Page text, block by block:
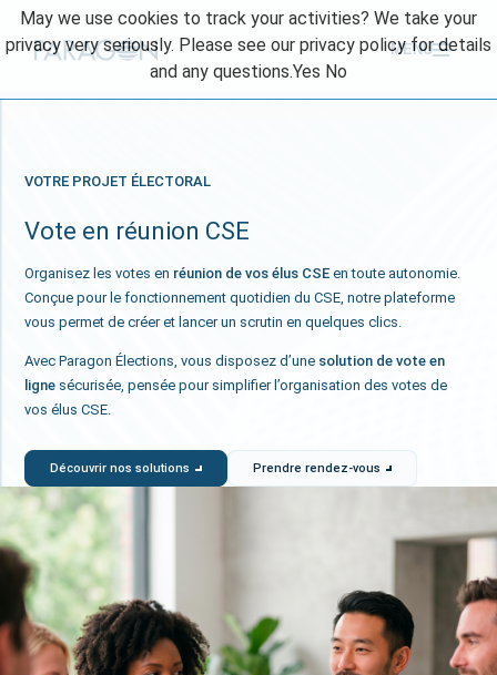
Skip
to
content
MENU
VOTRE PROJET ÉLECTORAL
Vote en réunion CSE
Organisez les votes en réunion de vos élus CSE en toute autonomie.
Conçue pour le fonctionnement quotidien du CSE, notre plateforme
vous permet de créer et lancer un scrutin en quelques clics.
Avec Paragon Élections, vous disposez d’une solution de vote en
ligne sécurisée, pensée pour simplifier l’organisation des votes de
vos élus CSE.
Découvrir nos solutions Prendre rendez-vous
May we use cookies to track your activities? We take your
privacy very seriously. Please see our privacy policy for details
and any questions.Yes No